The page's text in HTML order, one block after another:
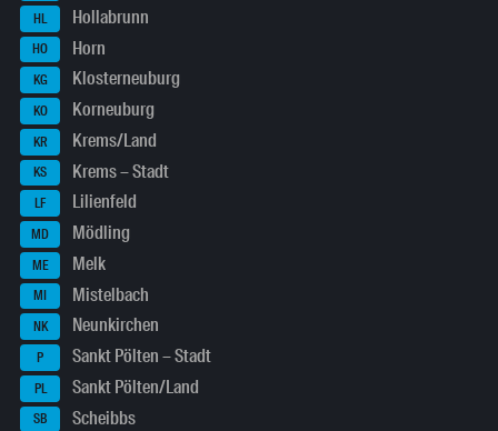
HL Hollabrunn
HO Horn
KG Klosterneuburg
KO Korneuburg
KR Krems/Land
KS Krems – Stadt
LF Lilienfeld
MD Mödling
ME Melk
MI Mistelbach
NK Neunkirchen
P Sankt Pölten – Stadt
PL Sankt Pölten/Land
SB Scheibbs